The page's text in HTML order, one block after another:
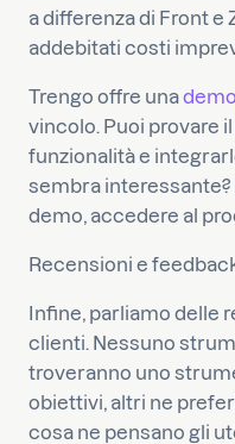
a differenza di Front e
addebitati costi
Trengo offre una
vincolo. Puoi provare
funzionalità e
sembra
demo, accedere al
Recensioni e
Infine, parliamo delle
clienti. Nessuno
troveranno uno
obiettivi, altri ne
cosa ne pensano gli